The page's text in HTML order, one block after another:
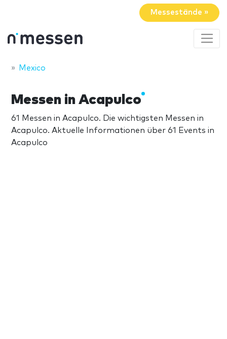
Messestände »
Mexico
Messen in Acapulco
61 Messen in Acapulco. Die wichtigsten Messen in
Acapulco. Aktuelle Informationen über 61 Events in
Acapulco